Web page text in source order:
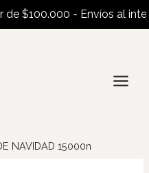
- Envíos al interior
NAVIDAD 15000n